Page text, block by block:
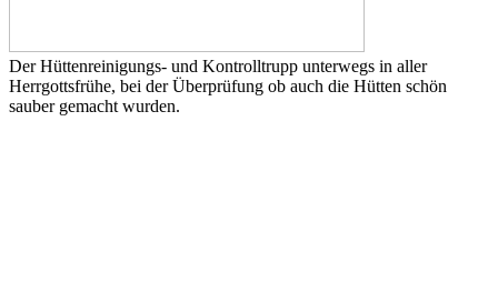
Der Hüttenreinigungs- und Kontrolltrupp unterwegs in aller
Herrgottsfrühe, bei der Überprüfung ob auch die Hütten schön
sauber gemacht wurden.